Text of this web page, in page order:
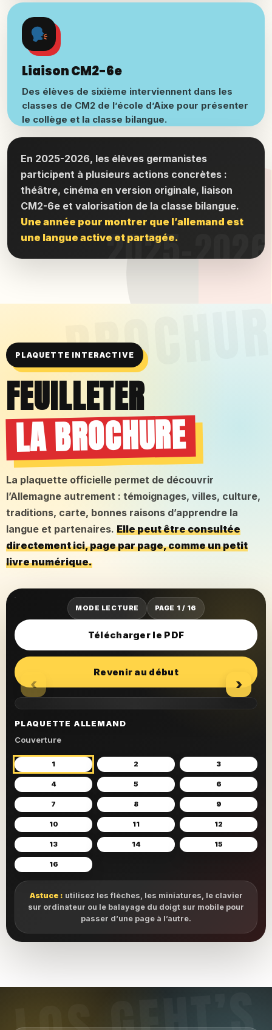
Liaison CM2-6e
Des élèves de sixième interviennent dans les
classes de CM2 de l’école d’Aixe pour présenter
le collège et la classe bilangue.
En 2025-2026, les élèves germanistes
participent à plusieurs actions concrètes :
théâtre, cinéma en version originale, liaison
CM2-6e et valorisation de la classe bilangue.
Une année pour montrer que l’allemand est
une langue active et partagée.
PLAQUETTE INTERACTIVE
FEUILLETER
LA BROCHURE
La plaquette officielle permet de découvrir
l’Allemagne autrement : témoignages, villes, culture,
traditions, carte, bonnes raisons d’apprendre la
langue et partenaires. Elle peut être consultée
directement ici, page par page, comme un petit
livre numérique.
MODE LECTURE PAGE 1 / 16
Télécharger le PDF
Revenir au début
‹
PLAQUETTE ALLEMAND
Couverture
›
1 2 3
4 5 6
7 8 9
10 11 12
13 14 15
16
Astuce : utilisez les flèches, les miniatures, le clavier
sur ordinateur ou le balayage du doigt sur mobile pour
passer d’une page à l’autre.